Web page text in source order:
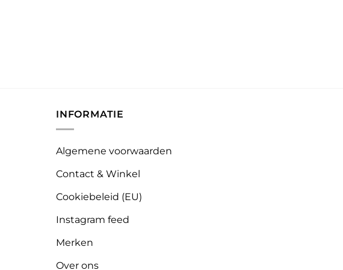
INFORMATIE
Algemene voorwaarden
Contact & Winkel
Cookiebeleid (EU)
Instagram feed
Merken
Over ons